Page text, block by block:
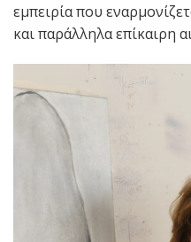
εμπειρία που
και παράλληλα επίκαιρη